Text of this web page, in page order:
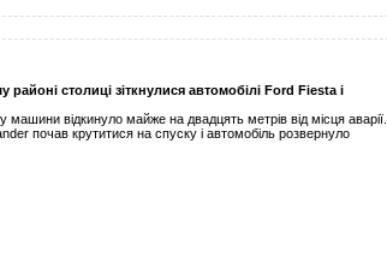
столиці зіткнулися автомобілі Ford Fiesta і
машини відкинуло майже на двадцять метрів від місця аварії.
почав крутитися на спуску і автомобіль розвернуло